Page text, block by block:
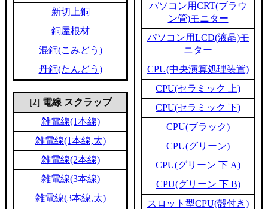
新切上銅
銅屋根材
混銅(こみどう)
丹銅(たんどう)
[2] 電線 スクラップ
雑電線(1本線)
雑電線(1本線,太)
雑電線(2本線)
雑電線(3本線)
雑電線(3本線,太)
パソコン用CRT(ブラウ
ン管)モニター
パソコン用LCD(液晶)モ
ニター
CPU(中央演算処理装置)
CPU(セラミック 上)
CPU(セラミック 下)
CPU(ブラック)
CPU(グリーン)
CPU(グリーン 下 A)
CPU(グリーン 下 B)
スロット型CPU(殻付き)